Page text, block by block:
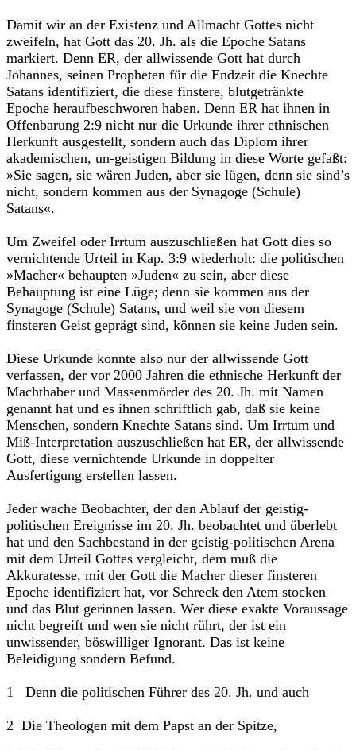
Damit wir an der Existenz und Allmacht Gottes nicht
zweifeln, hat Gott das 20. Jh. als die Epoche Satans
markiert. Denn ER, der allwis­sende Gott hat durch
Johannes, seinen Propheten für die Endzeit die Knechte
Satans identifiziert, die diese finstere, blutgetränkte
Epoche her­aufbeschworen haben. Denn ER hat ihnen in
Offenbarung 2:9 nicht nur die Urkunde ihrer ethnischen
Herkunft aus­gestellt, sondern auch das Diplom ihrer
akademischen, un-geistigen Bildung in diese Worte gefaßt:
»Sie sagen, sie wären Juden, aber sie lügen, denn sie sind’s
nicht, sondern kommen aus der Synagoge (Schule)
Satans«.
Um Zweifel oder Irrtum auszuschließen hat Gott dies so
vernichtende Urteil in Kap. 3:9 wiederholt: die politischen
»Macher« behaupten »Juden« zu sein, aber diese
Behauptung ist eine Lüge; denn sie kommen aus der
Synagoge (Schule) Satans, und weil sie von diesem
finsteren Geist geprägt sind, können sie keine Juden sein.
Diese Urkunde konnte also nur der allwissende Gott
verfassen, der vor 2000 Jahren die ethnische Herkunft der
Machthaber und Massenmör­der des 20. Jh. mit Namen
genannt hat und es ihnen schriftlich gab, daß sie keine
Menschen, sondern Knechte Satans sind. Um Irrtum und
Miß-Interpretation auszuschließen hat ER, der allwissende
Gott, diese vernichtende Urkunde in doppelter
Ausfertigung erstellen lassen.
Jeder wache Beobachter, der den Ablauf der geistig-
politischen Ereignisse im 20. Jh. beobachtet und überlebt
hat und den Sachbestand in der geistig-politischen Arena
mit dem Urteil Gottes vergleicht, dem muß die
Akkuratesse, mit der Gott die Macher dieser finsteren
Epoche identifiziert hat, vor Schreck den Atem stocken
und das Blut gerinnen lassen. Wer diese exakte Voraussage
nicht begreift und wen sie nicht rührt, der ist ein
unwissender, böswilliger Ignorant. Das ist keine
Beleidigung sondern Befund.
1 Denn die politischen Führer des 20. Jh. und auch
2 Die Theologen mit dem Papst an der Spitze,